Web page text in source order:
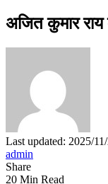
अजित कुमार राय
Last updated: 2025/
admin
Share
20 Min Read